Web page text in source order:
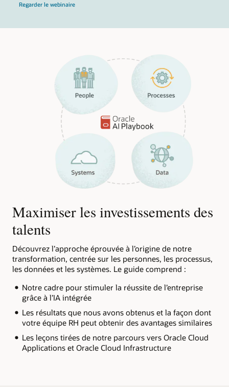
Regarder le webinaire
Maximiser les investissements des
talents
Découvrez l’approche éprouvée à l’origine de notre
transformation, centrée sur les personnes, les processus,
les données et les systèmes. Le guide comprend :
Notre cadre pour stimuler la réussite de l’entreprise
grâce à l’IA intégrée
Les résultats que nous avons obtenus et la façon dont
votre équipe RH peut obtenir des avantages similaires
Les leçons tirées de notre parcours vers Oracle Cloud
Applications et Oracle Cloud Infrastructure